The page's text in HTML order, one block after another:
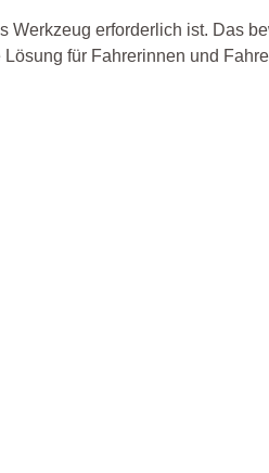
erforderlich ist. Das
für Fahrerinnen und